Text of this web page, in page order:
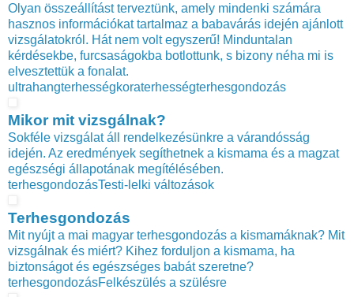
Olyan összeállítást terveztünk, amely mindenki számára
hasznos információkat tartalmaz a babavárás idején ajánlott
vizsgálatokról. Hát nem volt egyszerű! Minduntalan
kérdésekbe, furcsaságokba botlottunk, s bizony néha mi is
elvesztettük a fonalat.
ultrahangterhességkoraterhességterhesgondozás
Mikor mit vizsgálnak?
Sokféle vizsgálat áll rendelkezésünkre a várandósság
idején. Az eredmények segíthetnek a kismama és a magzat
egészségi állapotának megítélésében.
terhesgondozásTesti-lelki változások
Terhesgondozás
Mit nyújt a mai magyar terhesgondozás a kismamáknak? Mit
vizsgálnak és miért? Kihez forduljon a kismama, ha
biztonságot és egészséges babát szeretne?
terhesgondozásFelkészülés a szülésre